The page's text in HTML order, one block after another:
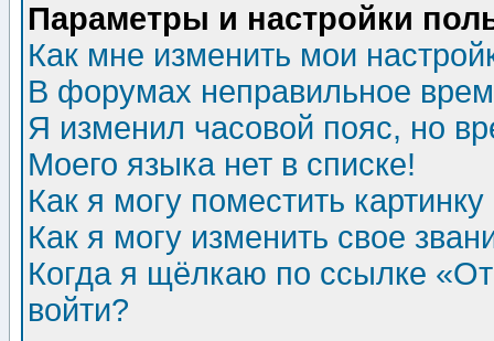
Параметры и настройки
Как мне изменить мои
В форумах неправильное
Я изменил часовой пояс, но
Моего языка нет в списке!
Как я могу поместить
Как я могу изменить свое
Когда я щёлкаю по ссылке
войти?